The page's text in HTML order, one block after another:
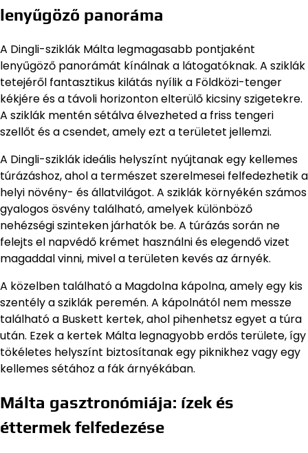
lenyűgöző panoráma
A Dingli-sziklák Málta legmagasabb pontjaként
lenyűgöző panorámát kínálnak a látogatóknak. A sziklák
tetejéről fantasztikus kilátás nyílik a Földközi-tenger
kékjére és a távoli horizonton elterülő kicsiny szigetekre.
A sziklák mentén sétálva élvezheted a friss tengeri
szellőt és a csendet, amely ezt a területet jellemzi.
A Dingli-sziklák ideális helyszínt nyújtanak egy kellemes
túrázáshoz, ahol a természet szerelmesei felfedezhetik a
helyi növény- és állatvilágot. A sziklák környékén számos
gyalogos ösvény található, amelyek különböző
nehézségi szinteken járhatók be. A túrázás során ne
felejts el napvédő krémet használni és elegendő vizet
magaddal vinni, mivel a területen kevés az árnyék.
A közelben található a Magdolna kápolna, amely egy kis
szentély a sziklák peremén. A kápolnától nem messze
található a Buskett kertek, ahol pihenhetsz egyet a túra
után. Ezek a kertek Málta legnagyobb erdős területe, így
tökéletes helyszínt biztosítanak egy piknikhez vagy egy
kellemes sétához a fák árnyékában.
Málta gasztronómiája: ízek és
éttermek felfedezése